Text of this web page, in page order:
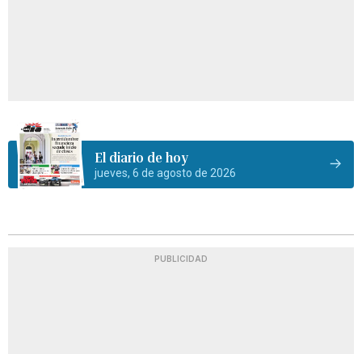
El diario de hoy
jueves, 6 de agosto de 2026
PUBLICIDAD